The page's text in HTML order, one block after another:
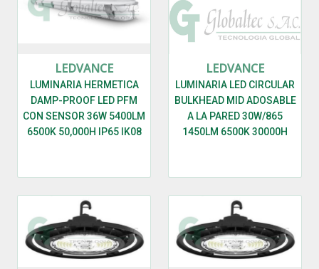
LEDVANCE
LUMINARIA HERMETICA
DAMP-PROOF LED PFM
CON SENSOR 36W 5400LM
6500K 50,000H IP65 IK08
LEDVANCE
LUMINARIA LED CIRCULAR
BULKHEAD MID ADOSABLE
A LA PARED 30W/865
1450LM 6500K 30000H
LEDVANCE